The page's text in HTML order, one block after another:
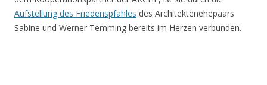
Aufstellung des Friedenspfahles des Architektenehepaars
Sabine und Werner Temming bereits im Herzen verbunden.